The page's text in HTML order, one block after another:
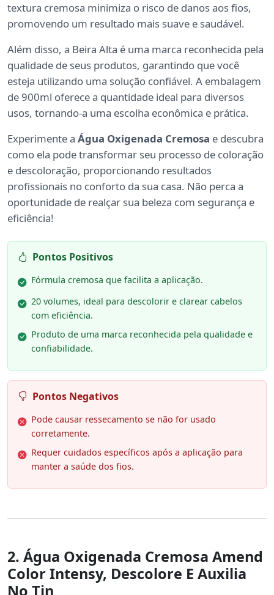
textura cremosa minimiza o risco de danos aos fios,
promovendo um resultado mais suave e saudável.
Além disso, a Beira Alta é uma marca reconhecida pela
qualidade de seus produtos, garantindo que você
esteja utilizando uma solução confiável. A embalagem
de 900ml oferece a quantidade ideal para diversos
usos, tornando-a uma escolha econômica e prática.
Experimente a Água Oxigenada Cremosa e descubra
como ela pode transformar seu processo de coloração
e descoloração, proporcionando resultados
profissionais no conforto da sua casa. Não perca a
oportunidade de realçar sua beleza com segurança e
eficiência!
Pontos Positivos
Fórmula cremosa que facilita a aplicação.
20 volumes, ideal para descolorir e clarear cabelos
com eficiência.
Produto de uma marca reconhecida pela qualidade e
confiabilidade.
Pontos Negativos
Pode causar ressecamento se não for usado
corretamente.
Requer cuidados específicos após a aplicação para
manter a saúde dos fios.
2. Água Oxigenada Cremosa Amend
Color Intensy, Descolore E Auxilia
No Tin